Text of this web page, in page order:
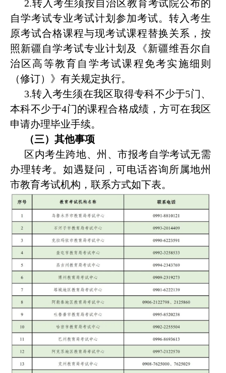
2.转入考生须按自治区教育考试院公布的
自学考试专业考试计划参加考试。转入考生
原考试合格课程与现考试课程替换关系，按
照新疆自学考试专业计划及《新疆维吾尔自
治区高等教育自学考试课程免考实施细则
（修订）》有关规定执行。
3.转入考生须在我区取得专科不少于5门、
本科不少于4门的课程合格成绩，方可在我区
申请办理毕业手续。
（三）其他事项
区内考生跨地、州、市报考自学考试无需
办理转考。如遇疑问，可电话咨询所属地州
市教育考试机构，联系方式如下表。